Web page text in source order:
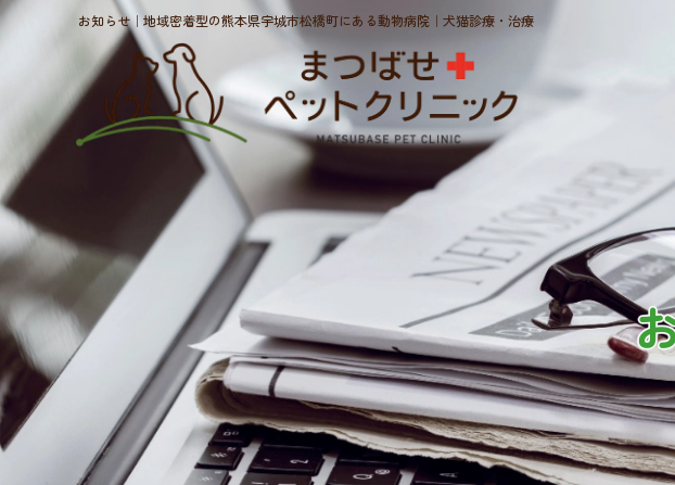
お知らせ｜地域密着型の熊本県宇城市松橋町にある動物病院｜犬猫診療・治療